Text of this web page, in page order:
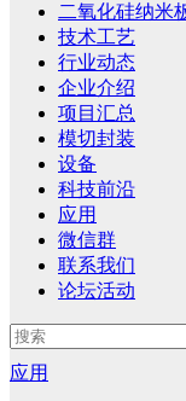
二氧化硅纳米
技术工艺
行业动态
企业介绍
项目汇总
模切封装
设备
科技前沿
应用
微信群
联系我们
论坛活动
应用